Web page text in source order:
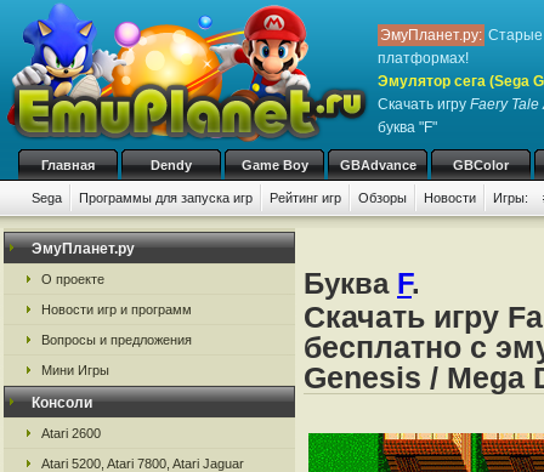
ЭмуПланет.ру: Старые
платформах!
Эмулятор сега (Sega
Скачать игру Faery Tale
буква "F"
Главная Dendy Game Boy GBAdvance GBColor
Sega Программы для запуска игр Рейтинг игр Обзоры Новости Игры:
ЭмуПланет.ру
О проекте
Новости игр и программ
Вопросы и предложения
Мини Игры
Консоли
Atari 2600
Atari 5200, Atari 7800, Atari Jaguar
Буква F.
Скачать игру
бесплатно с
Genesis / Mega